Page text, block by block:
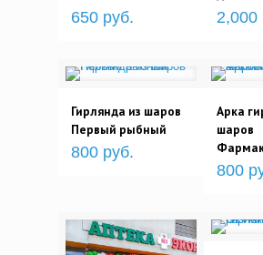
650 руб. 2,000
Гирлянда из шаров
Первый рыбный
800 руб.
Арка
шаров
800